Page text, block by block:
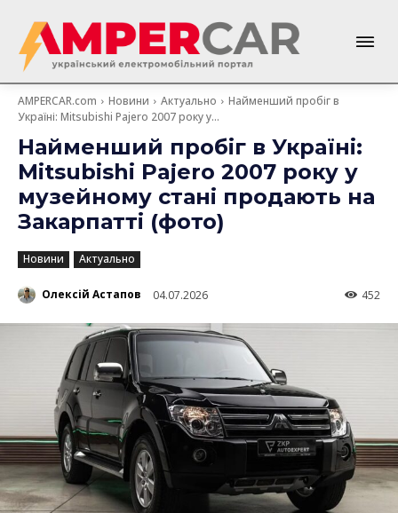
AMPERCAR.com Новини Актуально
Найменший пробіг в
Україні: Mitsubishi Pajero 2007 року у...
Найменший пробіг в Україні:
Mitsubishi Pajero 2007 року у
музейному стані продають на
Закарпатті (фото)
Новини Актуально
Олексій Астапов 04.07.2026 452